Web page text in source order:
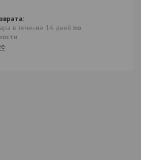
в течение 14 дней по